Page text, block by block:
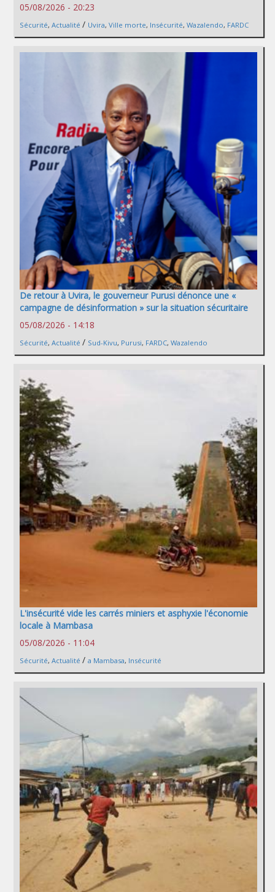
05/08/2026 - 20:23
Sécurité, Actualité / Uvira, Ville morte, Insécurité, Wazalendo, FARDC
De retour à Uvira, le gouverneur Purusi dénonce une «
campagne de désinformation » sur la situation sécuritaire
05/08/2026 - 14:18
Sécurité, Actualité / Sud-Kivu, Purusi, FARDC, Wazalendo
L'insécurité vide les carrés miniers et asphyxie l'économie
locale à Mambasa
05/08/2026 - 11:04
Sécurité, Actualité / a Mambasa, Insécurité